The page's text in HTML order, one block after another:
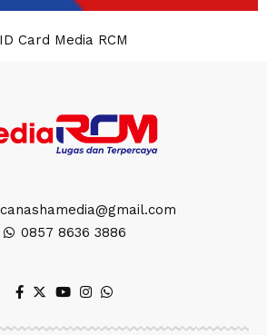
ID Card Media RCM
0857 8636 3886